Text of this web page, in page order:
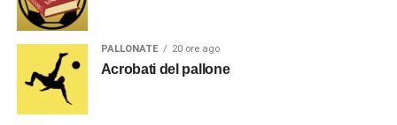
PALLONATE 20 ore ago
Acrobati del pallone